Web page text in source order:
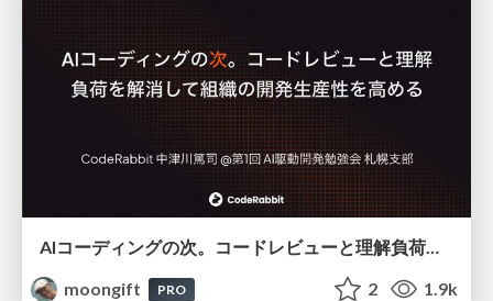
AIコーディングの次。コードレビューと理解負荷を解消して組織の開発生産性を高める
moongift
PRO 2 1.9k